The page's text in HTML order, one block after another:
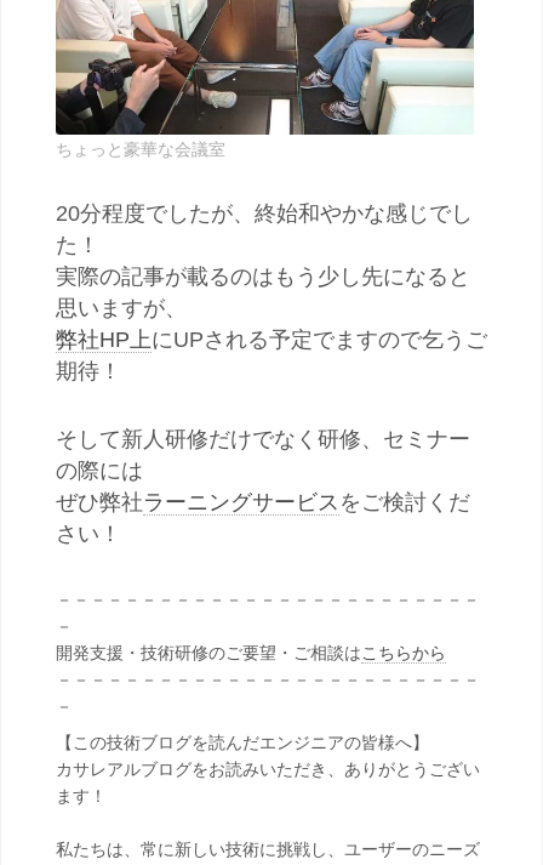
ちょっと豪華な会議室
20分程度でしたが、終始和やかな感じでし
た！
実際の記事が載るのはもう少し先になると
思いますが、
弊社HP上にUPされる予定でますので乞うご
期待！
そして新人研修だけでなく研修、セミナー
の際には
ぜひ弊社ラーニングサービス をご検討くだ
さい！
－－－－－－－－－－－－－－－－－－－－－－－－－
－
開発支援・技術研修のご要望・ご相談はこちらから
－－－－－－－－－－－－－－－－－－－－－－－－－
－
【この技術ブログを読んだエンジニアの皆様へ】
カサレアルブログをお読みいただき、ありがとうござい
ます！
私たちは、常に新しい技術に挑戦し、ユーザーのニーズ